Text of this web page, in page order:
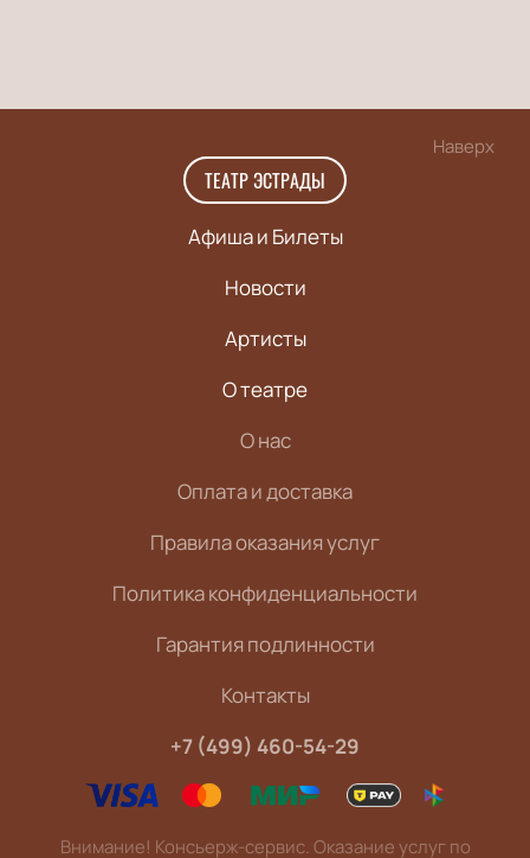
Наверх
ТЕАТР ЭСТРАДЫ
Афиша и Билеты
Новости
Артисты
О театре
О нас
Оплата и доставка
Правила оказания услуг
Политика конфиденциальности
Гарантия подлинности
Контакты
+7 (499) 460-54-29
Внимание! Консьерж-сервис. Оказание услуг по